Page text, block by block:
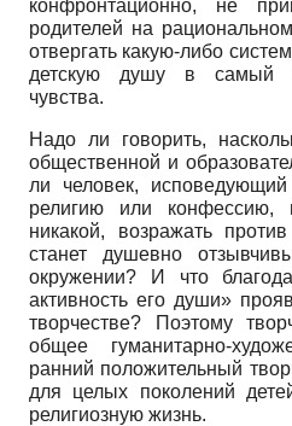
конфронтационно, не
родителей на
отвергать какую-либо
детскую душу в самый
чувства.
Надо ли говорить,
общественной и
ли человек,
религию или конфессию,
никакой, возражать
станет душевно
окружении? И что
активность его души»
творчестве? Поэтому
общее гуманитарно-
ранний положительный
для целых поколений
религиозную жизнь.